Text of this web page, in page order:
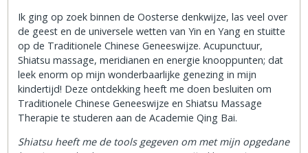
Ik ging op zoek binnen de Oosterse denkwijze, las veel over
de geest en de universele wetten van Yin en Yang en stuitte
op de Traditionele Chinese Geneeswijze. Acupunctuur,
Shiatsu massage, meridianen en energie knooppunten; dat
leek enorm op mijn wonderbaarlijke genezing in mijn
kindertijd! Deze ontdekking heeft me doen besluiten om
Traditionele Chinese Geneeswijze en Shiatsu Massage
Therapie te studeren aan de Academie Qing Bai.
Shiatsu heeft me de tools gegeven om met mijn opgedane